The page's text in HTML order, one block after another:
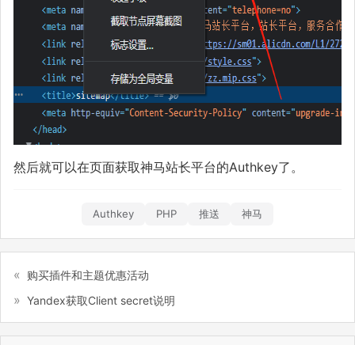
然后就可以在页面获取神马站长平台的Authkey了。
Authkey PHP 推送 神马
购买插件和主题优惠活动
Yandex获取Client secret说明